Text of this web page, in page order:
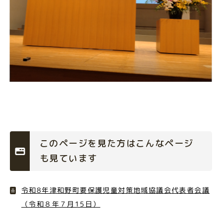
このページを見た方はこんなページ
も見ています
令和8年津和野町要保護児童対策地域協議会代表者会議
（令和８年７月15日）